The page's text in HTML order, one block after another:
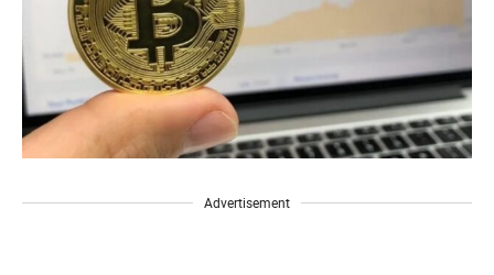
Advertisement